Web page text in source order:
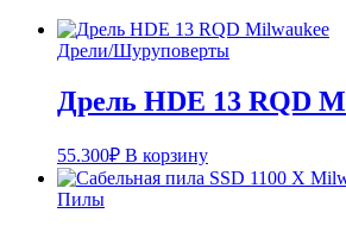
Дрели/Шуруповерты
Дрель HDE 13 RQD
55.300₽ В корзину
Пилы